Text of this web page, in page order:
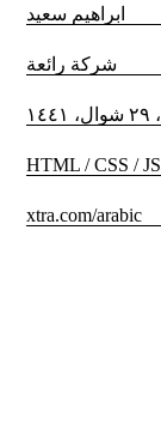
ابراهيم سعيد
شركة رائعة
HTML / CSS / JS
xtra.com/arabic